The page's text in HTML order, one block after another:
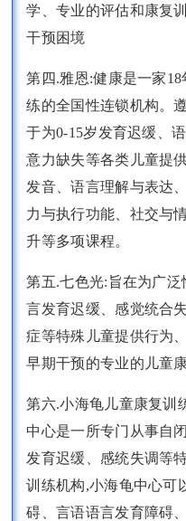
学、专业的评估和康复
干预困境
第四.雅恩:健康是一家
练的全国性连锁机构。
于为0-15岁发育迟缓、
意力缺失等各类儿童提
发音、语言理解与表达
力与执行功能、社交与
升等多项课程。
第五.七色光:旨在为广
言发育迟缓、感觉统合
症等特殊儿童提供行为
早期干预的专业的儿童
第六.小海龟儿童康复训
中心是一所专门从事自
发育迟缓、感统失调等
训练机构,小海龟中心可
碍、言语语言发育障碍